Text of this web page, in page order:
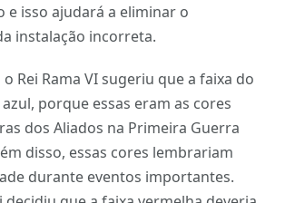
e isso ajudará a eliminar o
instalação incorreta.
Rei Rama VI sugeriu que a faixa do
porque essas eram as cores
dos Aliados na Primeira Guerra
disso, essas cores lembrariam
durante eventos importantes.